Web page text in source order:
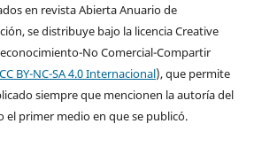
en revista Abierta Anuario de
se distribuye bajo la licencia Creative
No Comercial-Compartir
CC BY-NC-SA 4.0 Internacional), que permite
siempre que mencionen la autoría del
el primer medio en que se publicó.